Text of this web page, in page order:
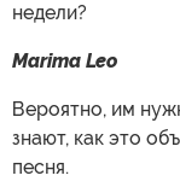
недели?
Marima Leo
Вероятно, им
знают, как это
песня.